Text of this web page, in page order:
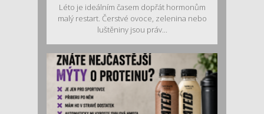
Léto je ideálním časem dopřát hormonům
malý restart. Čerstvé ovoce, zelenina nebo
luštěniny jsou práv...